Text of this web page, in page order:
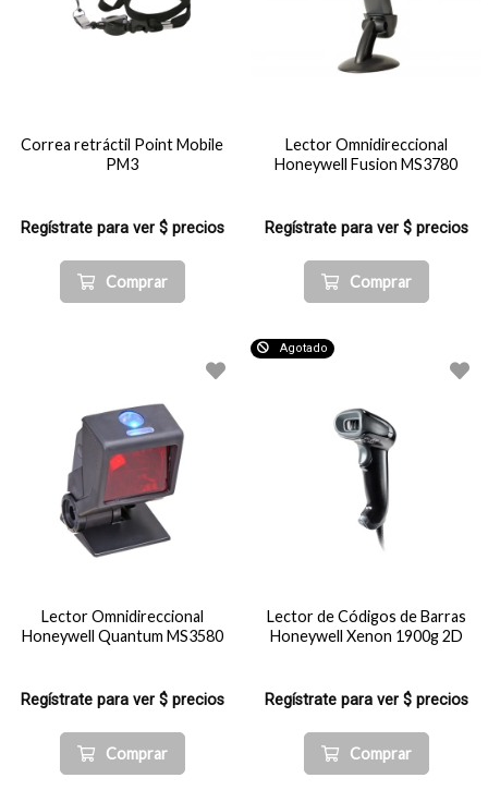
Correa retráctil Point Mobile
PM3
Regístrate para ver $ precios
Comprar
Lector Omnidireccional
Honeywell Fusion MS3780
Regístrate para ver $ precios
Comprar
Lector Omnidireccional
Honeywell Quantum MS3580
Regístrate para ver $ precios
Comprar
Agotado
Lector de Códigos de Barras
Honeywell Xenon 1900g 2D
Regístrate para ver $ precios
Comprar